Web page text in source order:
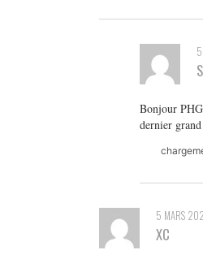
Bonjour
dernier
5 MARS
XC